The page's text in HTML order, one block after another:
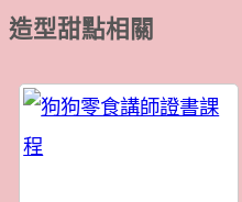
造型甜點相關